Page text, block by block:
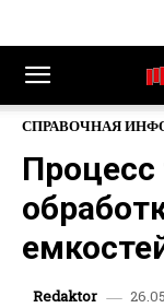
СПРАВОЧНАЯ
Процесс
Redaktor